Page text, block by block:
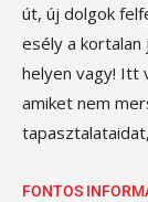
út, új dolgok
esély a
helyen vagy! Itt
amiket nem
FONTOS